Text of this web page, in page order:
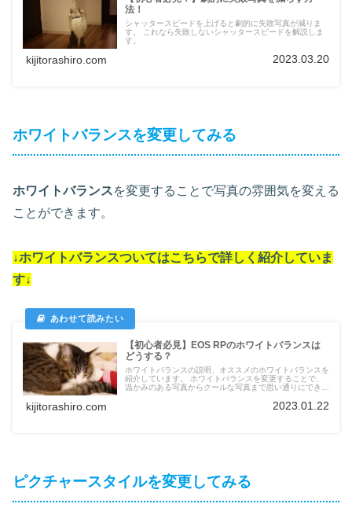
法！
シャッタースピードを上げると劇的に失敗写真が減りま
す。 これなら失敗しないシャッタースピードを解説しま
す。
kijitorashiro.com 2023.03.20
ホワイトバランスを変更してみる
ホワイトバランスを変更することで写真の雰囲気を変える
ことができます。
↓ホワイトバランスついてはこちらで詳しく紹介していま
す↓
【初心者必見】EOS RPのホワイトバランスは
どうする？
ホワイトバランスの説明、オススメのホワイトバランスを
紹介しています。 ホワイトバランスを変更することで、
温かみのある写真からクールな写真まで思い通りにできま
kijitorashiro.com 2023.01.22
ピクチャースタイルを変更してみる